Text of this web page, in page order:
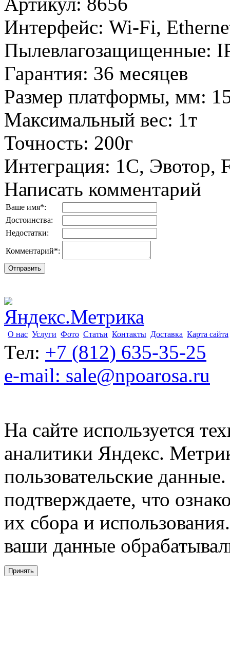
Интерфейс: Wi-Fi,
Пылевлагозащищенные:
Гарантия: 36 месяцев
Размер платформы, мм:
Максимальный вес: 1т
Точность: 200г
Интеграция: 1С,
Написать комментарий
Ваше имя*:
Достоинства:
Недостатки:
Комментарий*:
О нас Услуги Фото Статьи Контакты Доставка Карта сайта
Тел: +7 (812) 635-35-25
e-mail: sale@npoarosa.ru
На сайте используется
аналитики Яндекс.
пользовательские
подтверждаете, что
их сбора и
ваши данные
Принять